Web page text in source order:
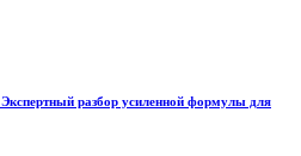
разбор усиленной формулы для